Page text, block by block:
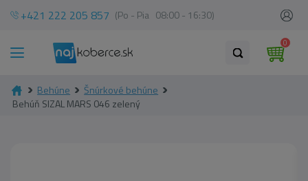
+421 222 205 857 (Po - Pia 08:00 - 16:30)
0
Behúne
Šnúrkové behúne
Behúň SIZAL MARS 046 zelený